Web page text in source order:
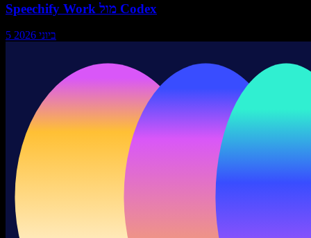
Speechify Work מול Codex
5 ביוני 2026